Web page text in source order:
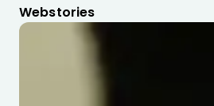
Webstories